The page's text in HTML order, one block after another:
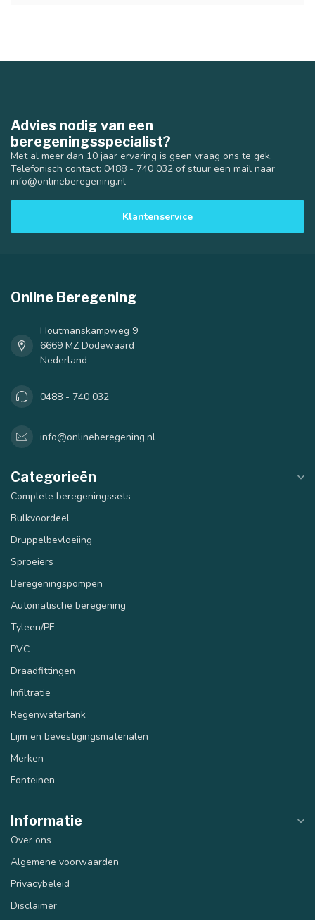
Advies nodig van een
beregeningsspecialist?
Met al meer dan 10 jaar ervaring is geen vraag ons te gek.
Telefonisch contact: 0488 - 740 032 of stuur een mail naar
info@onlineberegening.nl
Klantenservice
Online Beregening
Houtmanskampweg 9
6669 MZ Dodewaard
Nederland
0488 - 740 032
info@onlineberegening.nl
Categorieën
Complete beregeningssets
Bulkvoordeel
Druppelbevloeiing
Sproeiers
Beregeningspompen
Automatische beregening
Tyleen/PE
PVC
Draadfittingen
Infiltratie
Regenwatertank
Lijm en bevestigingsmaterialen
Merken
Fonteinen
Informatie
Over ons
Algemene voorwaarden
Privacybeleid
Disclaimer